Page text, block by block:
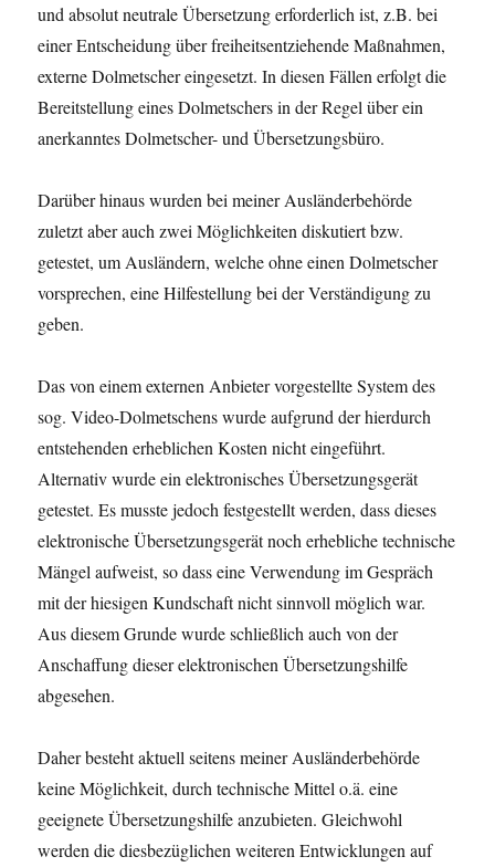
und absolut neutrale Übersetzung erforderlich ist, z.B. bei
einer Entscheidung über freiheitsentziehende Maßnahmen,
externe Dolmetscher eingesetzt. In diesen Fällen erfolgt die
Bereitstellung eines Dolmetschers in der Regel über ein
anerkanntes Dolmetscher- und Übersetzungsbüro.
Darüber hinaus wurden bei meiner Ausländerbehörde
zuletzt aber auch zwei Möglichkeiten diskutiert bzw.
getestet, um Ausländern, welche ohne einen Dolmetscher
vorsprechen, eine Hilfestellung bei der Verständigung zu
geben.
Das von einem externen Anbieter vorgestellte System des
sog. Video-Dolmetschens wurde aufgrund der hierdurch
entstehenden erheblichen Kosten nicht eingeführt.
Alternativ wurde ein elektronisches Übersetzungsgerät
getestet. Es musste jedoch festgestellt werden, dass dieses
elektronische Übersetzungsgerät noch erhebliche technische
Mängel aufweist, so dass eine Verwendung im Gespräch
mit der hiesigen Kundschaft nicht sinnvoll möglich war.
Aus diesem Grunde wurde schließlich auch von der
Anschaffung dieser elektronischen Übersetzungshilfe
abgesehen.
Daher besteht aktuell seitens meiner Ausländerbehörde
keine Möglichkeit, durch technische Mittel o.ä. eine
geeignete Übersetzungshilfe anzubieten. Gleichwohl
werden die diesbezüglichen weiteren Entwicklungen auf